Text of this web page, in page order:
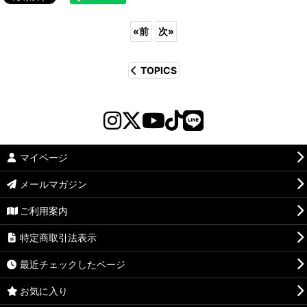
«前 次»
TOPICS
マイページ
メールマガジン
ご利用案内
特定商取引法表示
最近チェックしたページ
お気に入り